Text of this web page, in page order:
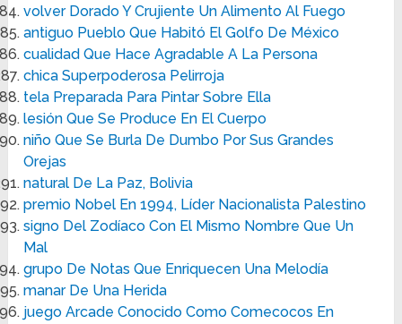
volver Dorado Y Crujiente Un Alimento Al Fuego
antiguo Pueblo Que Habitó El Golfo De México
cualidad Que Hace Agradable A La Persona
chica Superpoderosa Pelirroja
tela Preparada Para Pintar Sobre Ella
lesión Que Se Produce En El Cuerpo
niño Que Se Burla De Dumbo Por Sus Grandes
Orejas
natural De La Paz, Bolivia
premio Nobel En 1994, Líder Nacionalista Palestino
signo Del Zodíaco Con El Mismo Nombre Que Un
Mal
grupo De Notas Que Enriquecen Una Melodía
manar De Una Herida
juego Arcade Conocido Como Comecocos En